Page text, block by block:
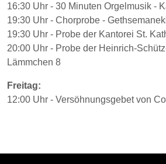
16:30 Uhr - 30 Minuten Orgelmusik -
19:30 Uhr - Chorprobe -
19:30 Uhr - Probe der Kantorei St.
20:00 Uhr - Probe der Heinrich-
Lämmchen 8
Freitag:
12:00 Uhr - Versöhnungsgebet von